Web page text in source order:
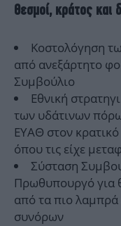
Θεσμοί, κράτος και
Κοστολόγηση
από ανεξάρτητο
Συμβούλιο
Εθνική
των υδάτινων
ΕΥΑΘ στον
όπου τις είχε
Σύσταση
Πρωθυπουργό για
από τα πιο λαμπρά
συνόρων